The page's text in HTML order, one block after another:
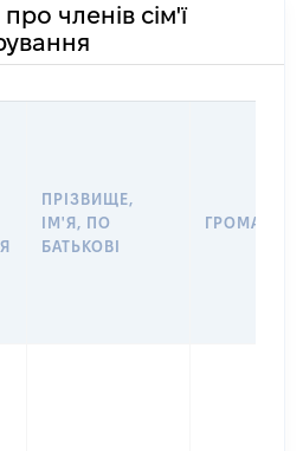
членів сім'ї
ПРІЗВИЩЕ,
ІМ'Я, ПО
БАТЬКОВІ